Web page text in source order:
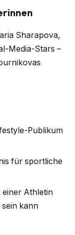
Sharapova,
Media-Stars –
Publikum
für sportliche
einer Athletin
kann